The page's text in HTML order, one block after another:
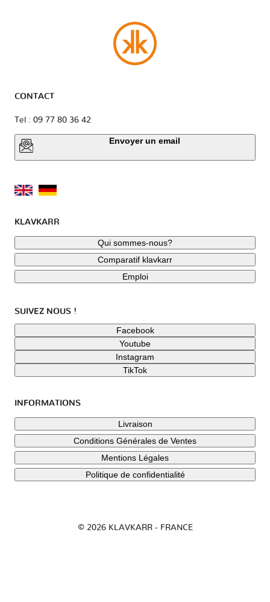
CONTACT
Tel : 09 77 80 36 42
Envoyer un email
KLAVKARR
Qui sommes-nous?
Comparatif klavkarr
Emploi
SUIVEZ NOUS !
Facebook
Youtube
Instagram
TikTok
INFORMATIONS
Livraison
Conditions Générales de Ventes
Mentions Légales
Politique de confidentialité
© 2026 KLAVKARR - FRANCE